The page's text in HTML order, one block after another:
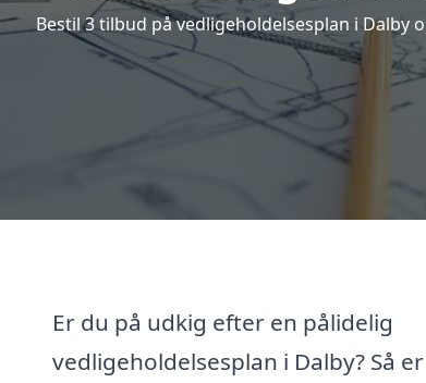
Bestil 3 tilbud på vedligeholdelsesplan i
Er du på udkig efter en pålidelig
vedligeholdelsesplan i Dalby? Så